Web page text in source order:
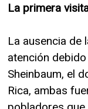
La primera
La ausencia de
atención
Sheinbaum, el
Rica, ambas